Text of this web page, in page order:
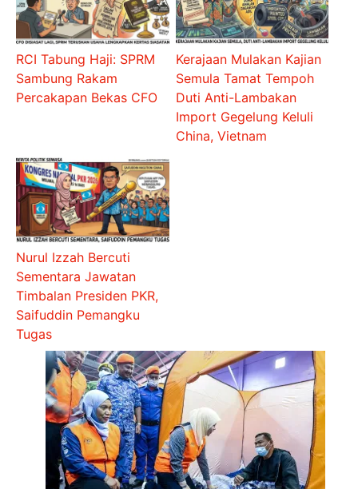
RCI Tabung Haji: SPRM
Sambung Rakam
Percakapan Bekas CFO
Kerajaan Mulakan Kajian
Semula Tamat Tempoh
Duti Anti-Lambakan
Import Gegelung Keluli
China, Vietnam
Nurul Izzah Bercuti
Sementara Jawatan
Timbalan Presiden PKR,
Saifuddin Pemangku
Tugas